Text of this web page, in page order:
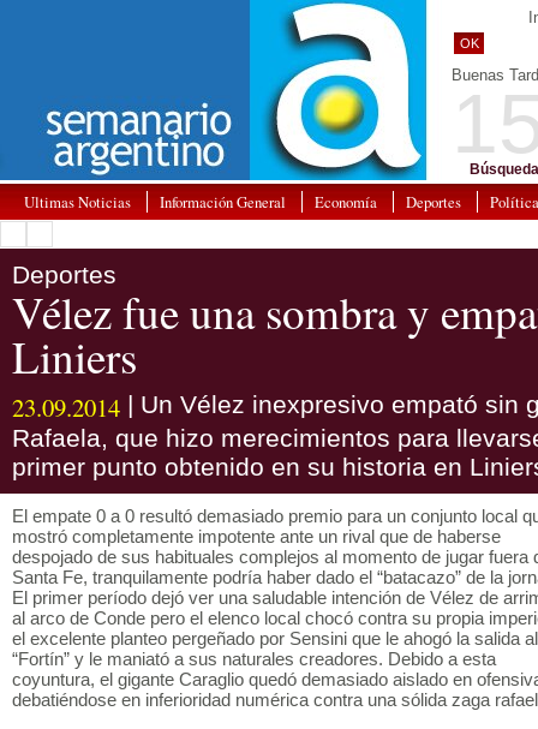
OK
Buenas
Ultimas Noticias Información General Economía Deportes Política
Deportes
Vélez fue una sombra y
Liniers
23.09.2014 | Un Vélez inexpresivo empató sin
Rafaela, que hizo merecimientos para
primer punto obtenido en su historia en
El empate 0 a 0 resultó demasiado premio para un conjunto local
mostró completamente impotente ante un rival que de haberse
despojado de sus habituales complejos al momento de jugar fuera
Santa Fe, tranquilamente podría haber dado el “batacazo” de la
El primer período dejó ver una saludable intención de Vélez de
al arco de Conde pero el elenco local chocó contra su propia
el excelente planteo pergeñado por Sensini que le ahogó la salida al
“Fortín” y le maniató a sus naturales creadores. Debido a esta
coyuntura, el gigante Caraglio quedó demasiado aislado en
debatiéndose en inferioridad numérica contra una sólida zaga